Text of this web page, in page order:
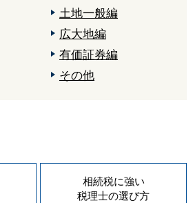
土地一般編
広大地編
有価証券編
その他
相続税に強い
税理士の選び方